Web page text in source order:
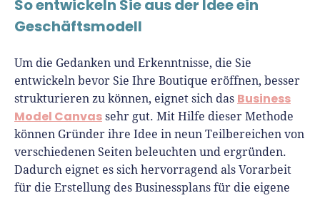
So entwickeln Sie aus der Idee ein
Geschäftsmodell
Um die Gedanken und Erkenntnisse, die Sie
entwickeln bevor Sie Ihre Boutique eröffnen, besser
strukturieren zu können, eignet sich das Business
Model Canvas sehr gut. Mit Hilfe dieser Methode
können Gründer ihre Idee in neun Teilbereichen von
verschiedenen Seiten beleuchten und ergründen.
Dadurch eignet es sich hervorragend als Vorarbeit
für die Erstellung des Businessplans für die eigene